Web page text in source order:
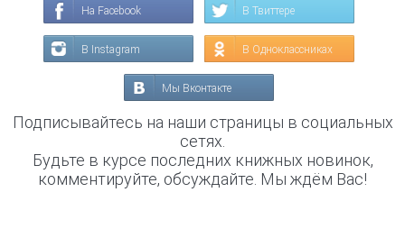
На Facebook В Твиттере
В Instagram В Одноклассниках
Мы Вконтакте
Подписывайтесь на наши страницы в социальных
сетях.
Будьте в курсе последних книжных новинок,
комментируйте, обсуждайте. Мы ждём Вас!